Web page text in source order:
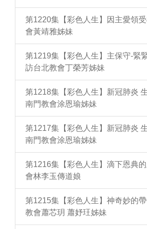
第1220集【彩色人生】因主愛領
會黃靖雅姊妹
第1219集【彩色人生】主保守-緊
訪台北教會丁榮芳姊妹
第1218集【彩色人生】新冠肺炎
南門教會涂恩瑜姊妹
第1217集【彩色人生】新冠肺炎
南門教會涂恩瑜姊妹
第1216集【彩色人生】滴下恩典
會林李玉傳道娘
第1215集【彩色人生】神奇妙的
教會蕭芯玥 蕭妤玨姊妹